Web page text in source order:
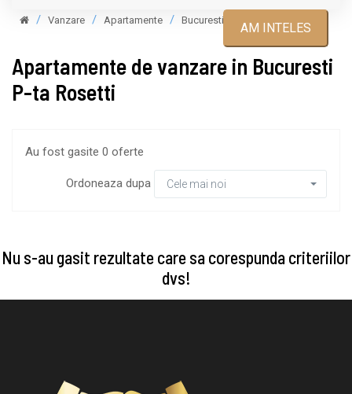
AM INTELES
Vanzare Apartamente Bucuresti
Apartamente de vanzare in Bucuresti
P-ta Rosetti
Au fost gasite 0 oferte
Ordoneaza dupa Cele mai noi
Nu s-au gasit rezultate care sa corespunda criteriilor
dvs!